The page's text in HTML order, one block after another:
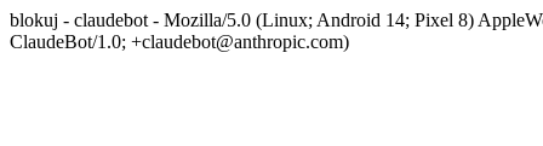
blokuj - claudebot - Mozilla/5.0 (Linux; Android 14; Pixel 8)
ClaudeBot/1.0; +claudebot@anthropic.com)